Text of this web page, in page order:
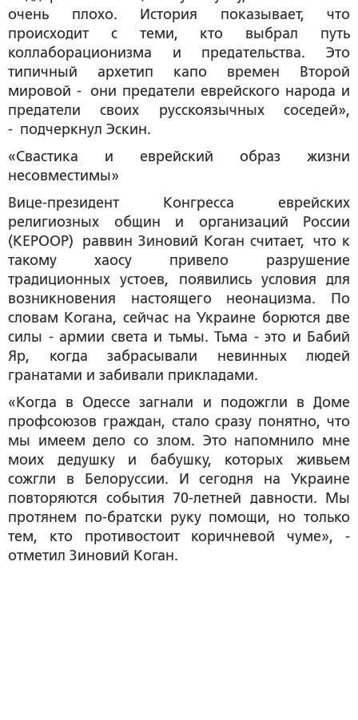
очень плохо. История показывает, что
происходит с теми, кто выбрал путь
коллаборационизма и предательства. Это
типичный архетип капо времен Второй
мировой - они предатели еврейского народа и
предатели своих русскоязычных соседей»,
- подчеркнул Эскин.
«Свастика и еврейский образ жизни
несовместимы»
Вице-президент Конгресса еврейских
религиозных общин и организаций России
(КЕРООР) раввин Зиновий Коган считает, что к
такому хаосу привело разрушение
традиционных устоев, появились условия для
возникновения настоящего неонацизма. По
словам Когана, сейчас на Украине борются две
силы - армии света и тьмы. Тьма - это и Бабий
Яр, когда забрасывали невинных людей
гранатами и забивали прикладами.
«Когда в Одессе загнали и подожгли в Доме
профсоюзов граждан, стало сразу понятно, что
мы имеем дело со злом. Это напомнило мне
моих дедушку и бабушку, которых живьем
сожгли в Белоруссии. И сегодня на Украине
повторяются события 70-летней давности. Мы
протянем по-братски руку помощи, но только
тем, кто противостоит коричневой чуме», -
отметил Зиновий Коган.